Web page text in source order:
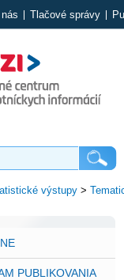
Tlačové správy
výstupy>
PUBLIKOVANIA